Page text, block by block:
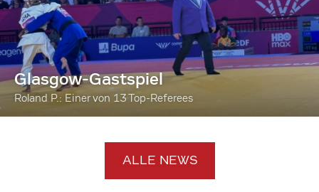
Glasgow-Gastspiel
Roland P.: Einer von 13 Top-Referees
ALLE NEWS